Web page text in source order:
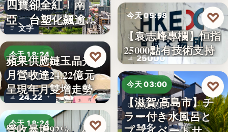
台股焦點
文字
四寶卻全紅！南
亞、台塑化飆逾
5%，背…
今天 18:24
財經焦點
24.22
蘋果供應鏈玉晶光7
月營收達24.22億元
呈現年月雙增走勢
♡
今天 18:24 ♡
今天 05:58
股市分析
25000
【袁志峰專欄】恒指
25000點有技術支持
♡
今天 03:00
旅宿開幕
14名
【滋賀/高島市】チ
ラー付き水風呂と
♡